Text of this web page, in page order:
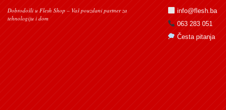
Dobrodošli u Flesh Shop – Vaš pouzdani partner za
tehnologiju i dom
info@flesh.ba
063 283 051
Česta pitanja